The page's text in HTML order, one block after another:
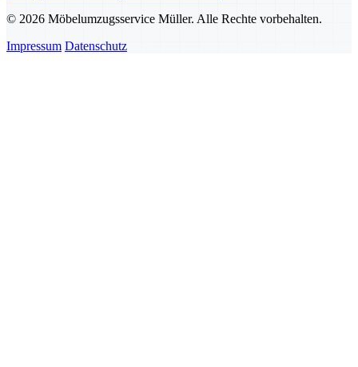
© 2026 Möbelumzugsservice Müller. Alle Rechte vorbehalten.
Impressum Datenschutz